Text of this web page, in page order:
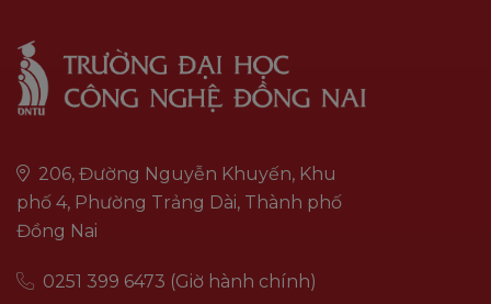
206, Đường Nguyễn Khuyến, Khu
phố 4, Phường Trảng Dài, Thành phố
Đồng Nai
0251 399 6473 (Giờ hành chính)